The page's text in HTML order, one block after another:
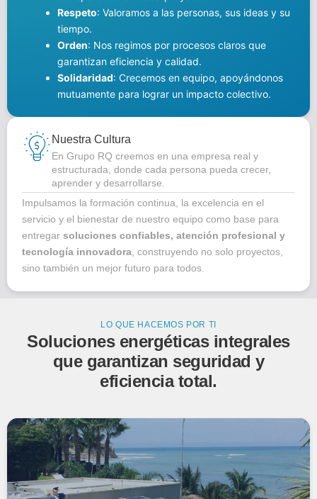
Respeto: Valoramos a las personas, sus ideas y su
tiempo.
Orden: Nos regimos por procesos claros que
garantizan eficiencia y calidad.
Solidaridad: Crecemos en equipo, apoyándonos
mutuamente para lograr un impacto colectivo.
Nuestra Cultura
En Grupo RQ creemos en una empresa real y
estructurada, donde cada persona pueda crecer,
aprender y desarrollarse.
Impulsamos la formación continua, la excelencia en el
servicio y el bienestar de nuestro equipo como base para
entregar soluciones confiables, atención profesional y
tecnología innovadora , construyendo no solo proyectos,
sino también un mejor futuro para todos.
LO QUE HACEMOS POR TI
Soluciones energéticas integrales
que garantizan seguridad y
eficiencia total.